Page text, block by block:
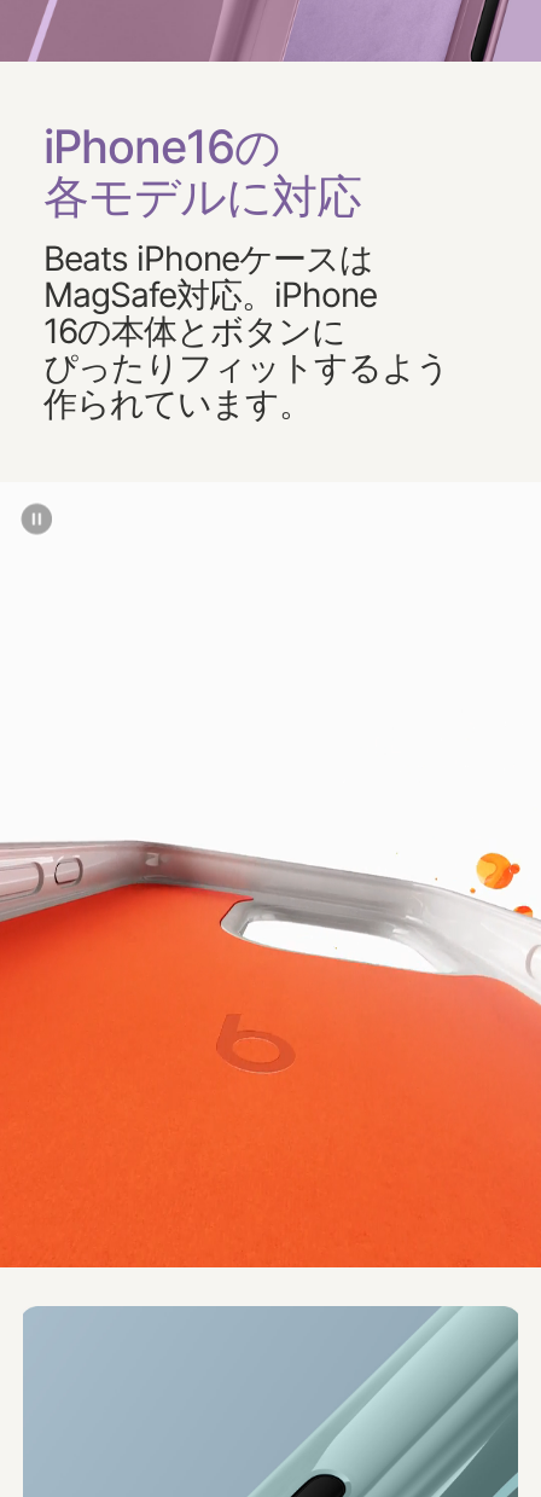
iPhone16の
各モデルに​​対応
Beats iPhoneケースは​​
MagSafe対応。​​iPhone
16の本体と​​ボタンに​​
ぴったりフィットするよう​
作られています。